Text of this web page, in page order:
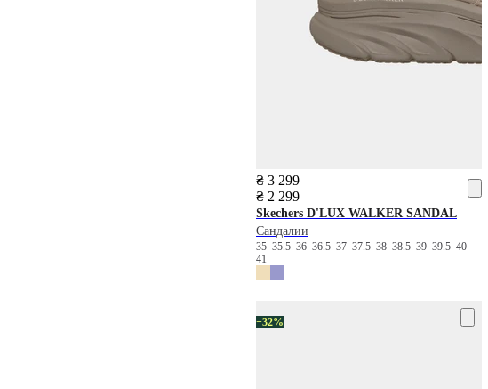
₴ 3 299
₴ 2 299
Skechers D'LUX WALKER SANDAL
Сандалии
35 35.5 36 36.5 37 37.5 38 38.5 39 39.5 40
41
−32%